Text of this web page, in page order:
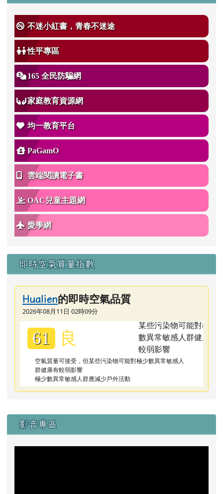
不迷小紅書，青春不迷途
性平專區
165 全民防騙網
家庭教育資源網
均一教育平台
PaGamO
雲端閱讀電子書
OAC兒童主題網
愛學網
即時空氣質量指數
Hualien的即時空氣品質
2026年08月11日 02時09分
61 良
空氣質量可接受，但某些污染物可能對極少數異常敏感人
群健康有較弱影響
極少數異常敏感人群應減少戶外活動
右邊區域內容
影音專區